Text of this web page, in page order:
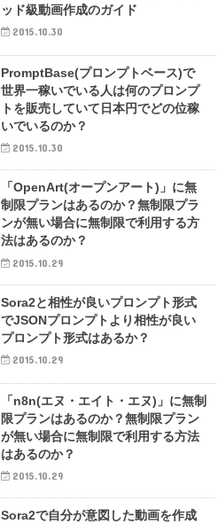
ッド級動画作成のガイド
2015.10.30
PromptBase(プロンプトベース)で
世界一稼いでいる人は何のプロンプ
トを販売していて日本円でどの位稼
いでいるのか？
2015.10.30
「OpenArt(オープンアート)」に無
制限プランはあるのか？無制限プラ
ンが無い場合に無制限で利用する方
法はあるのか？
2015.10.29
Sora2と相性が良いプロンプト形式
でJSONプロンプトより相性が良い
プロンプト形式はあるか？
2015.10.29
「n8n(エヌ・エイト・エヌ)」に無制
限プランはあるのか？無制限プラン
が無い場合に無制限で利用する方法
はあるのか？
2015.10.29
Sora2で自分が意図した動画を作成